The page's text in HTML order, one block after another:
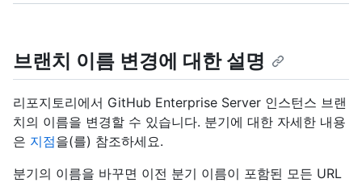
브랜치 이름 변경에 대한 설명
리포지토리에서 GitHub Enterprise Server 인스턴스 브랜
치의 이름을 변경할 수 있습니다. 분기에 대한 자세한 내용
은 지점을(를) 참조하세요.
분기의 이름을 바꾸면 이전 분기 이름이 포함된 모든 URL